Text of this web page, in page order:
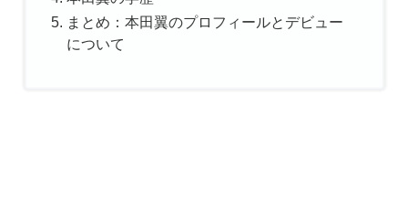
まとめ：本田翼のプロフィールとデビュー
について